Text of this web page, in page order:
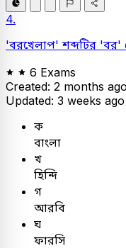
4.
'বরখেলাপ' শব্দটির
6 Exams
Created: 2 months
Updated: 3 weeks ago
ক
বাংলা
খ
হিন্দি
গ
আরবি
ঘ
ফারসি